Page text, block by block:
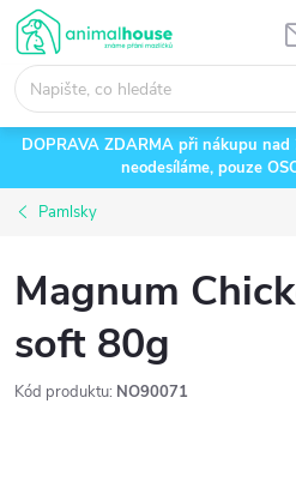
Přejít
na
obsah
DOPRAVA ZDARMA při nákupu
neodesíláme, pouze
Pamlsky
Magnum
soft 80g
Kód produktu: NO90071